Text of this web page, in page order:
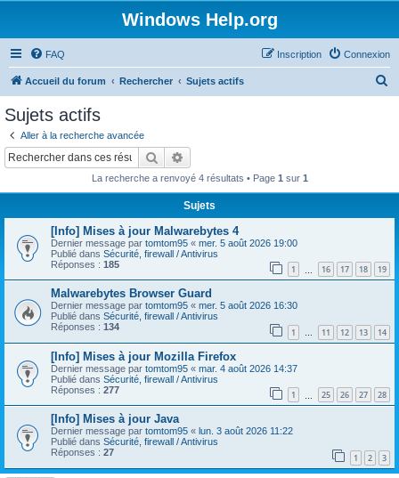
Windows Help.org
FAQ Connexion
Inscription
Accueil du forum Rechercher Sujets actifs
Sujets actifs
Aller à la recherche avancée
Rechercher
La recherche a renvoyé 4 résultats • Page 1 sur 1
Sujets
[Info] Mises à jour Malwarebytes 4
Dernier message par tomtom95 « mer. 5 août 2026 19:00
Publié dans Sécurité, firewall / Antivirus
Réponses : 185 1 16 17 18 19
Malwarebytes Browser Guard
Dernier message par tomtom95 « mer. 5 août 2026 16:30
Publié dans Sécurité, firewall / Antivirus
Réponses : 134 1 … 11 12 13 14
[Info] Mises à jour Mozilla Firefox
Dernier message par tomtom95 « mar. 4 août 2026 14:37
Publié dans Sécurité, firewall / Antivirus
Réponses : 277 1 25 26 27 28
[Info] Mises à jour Java
Dernier message par tomtom95 « lun. 3 août 2026 11:22
Publié dans Sécurité, firewall / Antivirus
Réponses : 27 1 2 3